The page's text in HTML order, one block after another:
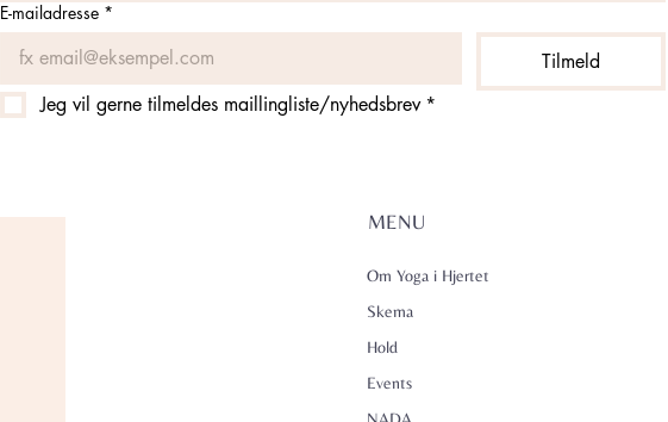
E-mailadresse *
Tilmeld
Jeg vil gerne tilmeldes maillingliste/nyhedsbrev *
MENU
Om Yoga i Hjertet
Skema
Hold
Events